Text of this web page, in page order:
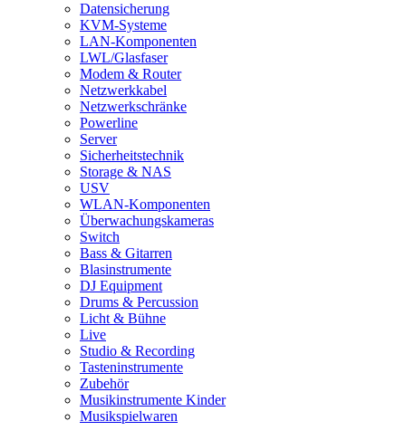
Datensicherung
KVM-Systeme
LAN-Komponenten
LWL/Glasfaser
Modem & Router
Netzwerkkabel
Netzwerkschränke
Powerline
Server
Sicherheitstechnik
Storage & NAS
USV
WLAN-Komponenten
Überwachungskameras
Switch
Bass & Gitarren
Blasinstrumente
DJ Equipment
Drums & Percussion
Licht & Bühne
Live
Studio & Recording
Tasteninstrumente
Zubehör
Musikinstrumente Kinder
Musikspielwaren